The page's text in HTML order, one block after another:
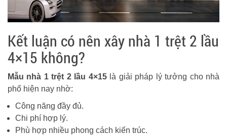
Kết luận có nên xây nhà 1 trệt 2 lầu
4×15 không?
Mẫu nhà 1 trệt 2 lầu 4×15là giải pháp lý tưởng cho nhà
phố hiện nay nhờ:
Công năng đầy đủ.
Chi phí hợp lý.
Phù hợp nhiều phong cách kiến trúc.